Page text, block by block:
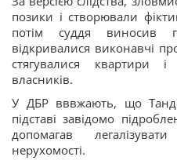
позики і створювали
потім суддя виносив
відкривалися виконавчі
стягувалися квартири
власників.
У ДБР вввжають, що
підставі завідомо
допомагав
нерухомості.